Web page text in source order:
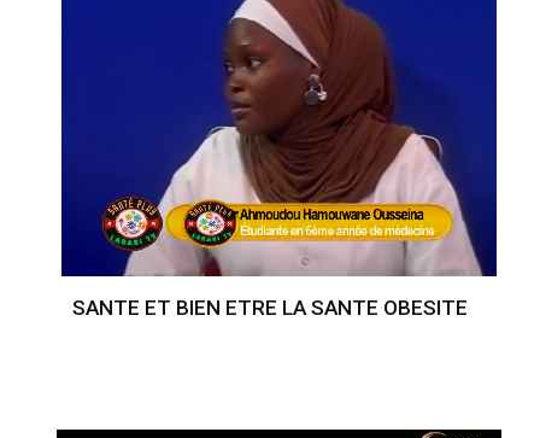
SANTE ET BIEN ETRE LA SANTE OBESITE